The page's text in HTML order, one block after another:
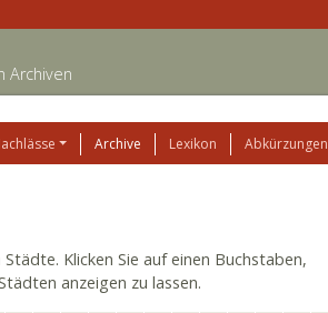
Archiven
Archive Lexikon Abkürzungen
Klicken Sie auf einen Buchstaben,
anzeigen zu lassen.